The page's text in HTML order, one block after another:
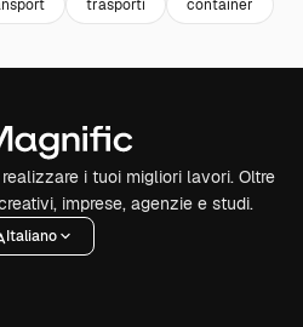
trasporti container
i tuoi migliori lavori. Oltre
imprese, agenzie e studi.
Italiano